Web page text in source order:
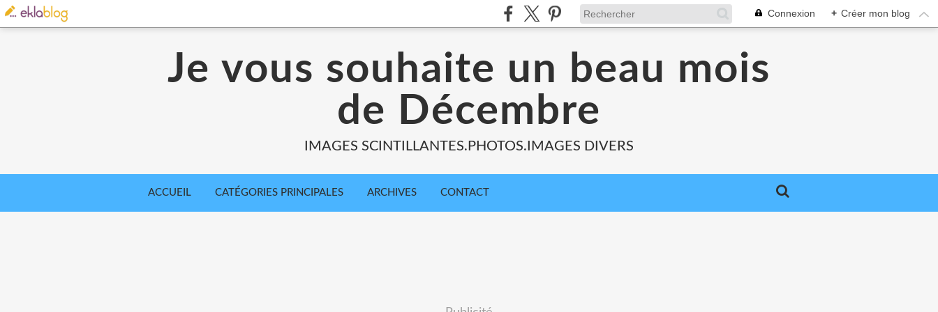
Connexion + Créer mon blog
Je vous souhaite un beau mois
de Décembre
IMAGES SCINTILLANTES.PHOTOS.IMAGES DIVERS
ACCUEIL CATÉGORIES PRINCIPALES ARCHIVES CONTACT